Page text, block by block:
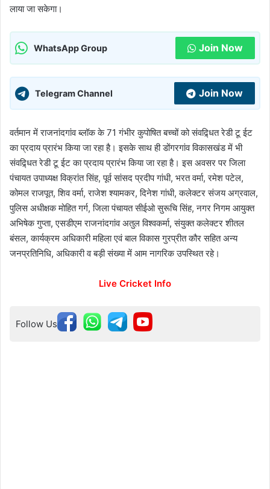
लाया जा सकेगा।
WhatsApp Group Join Now
Telegram Channel Join Now
वर्तमान में राजनांदगांव ब्लॉक के 71 गंभीर कुपोषित बच्चों को संवद्र्धित रेडी टू ईट
का प्रदाय प्रारंभ किया जा रहा है। इसके साथ ही डोंगरगांव विकासखंड में भी
संवद्र्धित रेडी टू ईट का प्रदाय प्रारंभ किया जा रहा है। इस अवसर पर जिला
पंचायत उपाध्यक्ष विक्रांत सिंह, पूर्व सांसद प्रदीप गांधी, भरत वर्मा, रमेश पटेल,
कोमल राजपूत, शिव वर्मा, राजेश श्यामकर, दिनेश गांधी, कलेक्टर संजय अग्रवाल,
पुलिस अधीक्षक मोहित गर्ग, जिला पंचायत सीईओ सुरूचि सिंह, नगर निगम आयुक्त
अभिषेक गुप्ता, एसडीएम राजनांदगांव अतुल विश्वकर्मा, संयुक्त कलेक्टर शीतल
बंसल, कार्यक्रम अधिकारी महिला एवं बाल विकास गुरप्रीत कौर सहित अन्य
जनप्रतिनिधि, अधिकारी व बड़ी संख्या में आम नागरिक उपस्थित रहे।
Live Cricket Info
Follow Us